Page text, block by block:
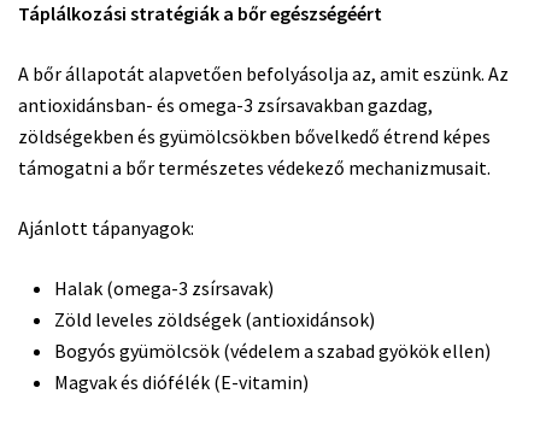
Táplálkozási stratégiák a bőr egészségéért
A bőr állapotát alapvetően befolyásolja az, amit eszünk. Az
antioxidánsban- és omega-3 zsírsavakban gazdag,
zöldségekben és gyümölcsökben bővelkedő étrend képes
támogatni a bőr természetes védekező mechanizmusait.
Ajánlott tápanyagok:
Halak (omega-3 zsírsavak)
Zöld leveles zöldségek (antioxidánsok)
Bogyós gyümölcsök (védelem a szabad gyökök ellen)
Magvak és diófélék (E-vitamin)